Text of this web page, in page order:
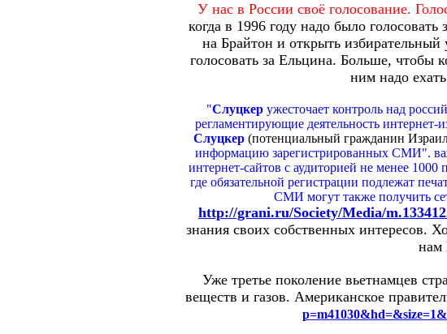
У нас в России своё голосование.
когда в 1996 году надо было
на Брайтон и открыть
голосовать за Ельцина. Больше, чтобы
ним надо
"Слуцкер ужесточает контроль над
регламентирующие деятельность
Слуцкер (потенциальный гражданин
информацию зарегистрированных СМИ".
интернет-сайтов с аудиторией не менее
где обязательной регистрации подлежат
СМИ могут также получить
http://grani.ru/Society/Media/
знания своих собственных интересов.
нам
Уже третье поколение вьетнамцев
веществ и газов. Американское